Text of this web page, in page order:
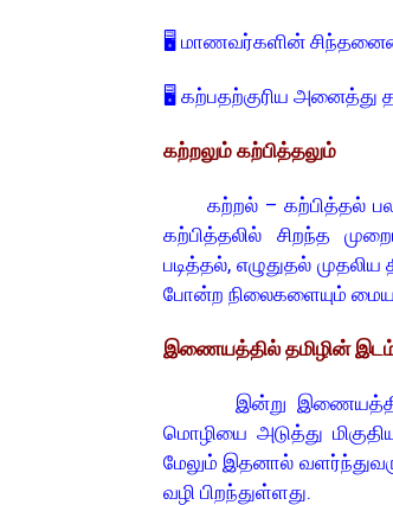
🖥️ மாணவர்களின்
🖥️ கற்பதற்குரிய அனைத்து
கற்றலும் கற்பித்தலும்
கற்றல் – கற்பித்தல்
கற்பித்தலில் சிறந்த
படித்தல், எழுதுதல்
போன்ற நிலைகளையும்
இணையத்தில் தமிழின்
இன்று இணையத்தில்
மொழியை அடுத்து
மேலும் இதனால்
வழி பிறந்துள்ளது.